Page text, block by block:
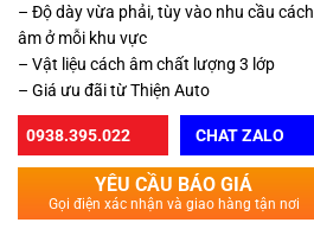
– Độ dày vừa phải, tùy vào nhu cầu cách
âm ở mỗi khu vực
– Vật liệu cách âm chất lượng 3 lớp
– Giá ưu đãi từ Thiện Auto
0938.395.022 CHAT ZALO
YÊU CẦU BÁO GIÁ
Gọi điện xác nhận và giao hàng tận nơi